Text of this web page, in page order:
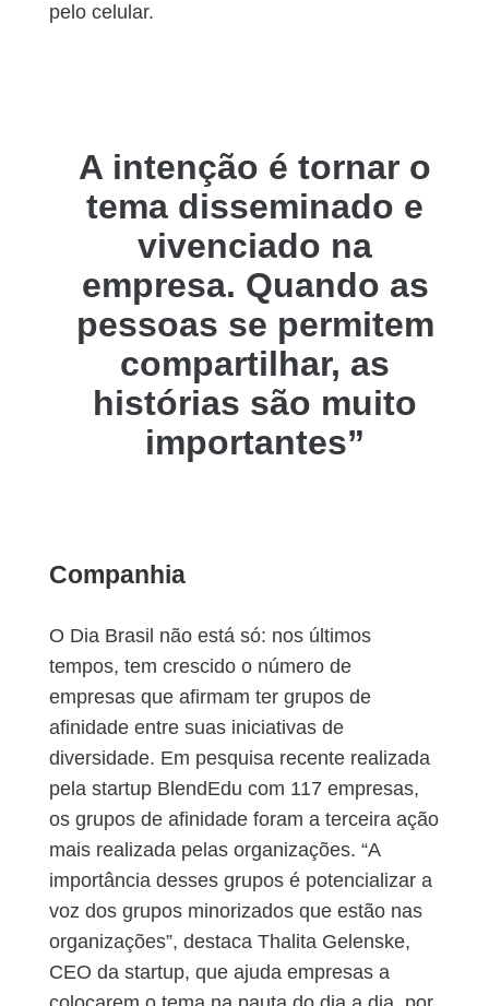
pelo celular.
A intenção é tornar o
tema disseminado e
vivenciado na
empresa. Quando as
pessoas se permitem
compartilhar, as
histórias são muito
importantes”
Companhia
O Dia Brasil não está só: nos últimos
tempos, tem crescido o número de
empresas que afirmam ter grupos de
afinidade entre suas iniciativas de
diversidade. Em pesquisa recente realizada
pela startup BlendEdu com 117 empresas,
os grupos de afinidade foram a terceira ação
mais realizada pelas organizações. “A
importância desses grupos é potencializar a
voz dos grupos minorizados que estão nas
organizações”, destaca Thalita Gelenske,
CEO da startup, que ajuda empresas a